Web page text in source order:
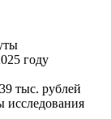
году
тыс. рублей
исследования